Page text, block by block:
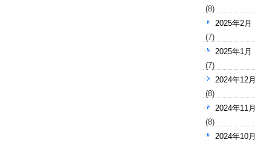
(8)
2025年2月
(7)
2025年1月
(7)
2024年12月
(8)
2024年11月
(8)
2024年10月